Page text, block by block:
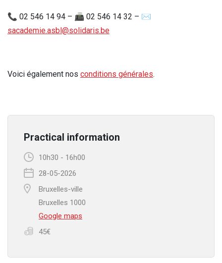
📞 02 546 14 94 – 📠 02 546 14 32 – ✉️
sacademie.asbl@solidaris.be
Voici également nos conditions générales.
Practical information
10h30 - 16h00
28-05-2026
Bruxelles-ville
Bruxelles 1000
Google maps
45€